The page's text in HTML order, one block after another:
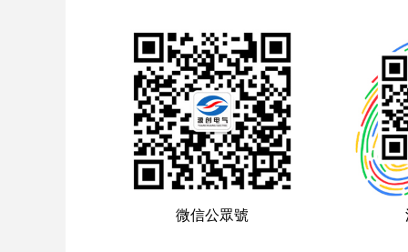
微信公眾號